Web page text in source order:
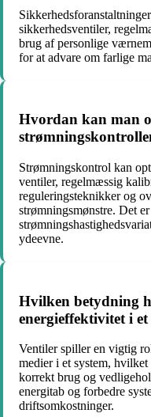
sikkerhedsventiler,
brug af personlige
for at advare om farlige
Hvordan kan man
Strømningskontrol kan
ventiler, regelmæssig
reguleringsteknikker og
strømningsmønstre. Det
ydeevne.
Hvilken betydning
energieffektivitet i et
Ventiler spiller en vigtig
medier i et system,
korrekt brug og
energitab og forbedre
driftsomkostninger.